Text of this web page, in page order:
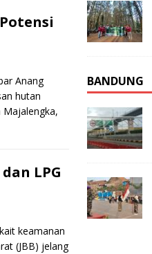
Anang
hutan
Majalengka,
LPG
keamanan
(JBB) jelang
BANDUNG